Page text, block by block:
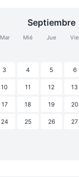
Septiembre
Mar Mié Jue Vie
3 4 5 6
10 11 12 13
17 18 19 20
24 25 26 27